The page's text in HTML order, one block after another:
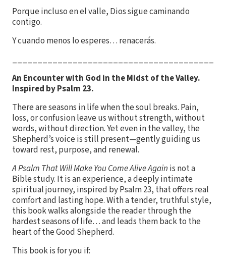
Porque incluso en el valle, Dios sigue caminando
contigo.
Y cuando menos lo esperes… renacerás.
________________________________________
An Encounter with God in the Midst of the Valley.
Inspired by Psalm 23.
There are seasons in life when the soul breaks. Pain,
loss, or confusion leave us without strength, without
words, without direction. Yet even in the valley, the
Shepherd’s voice is still present—gently guiding us
toward rest, purpose, and renewal.
A Psalm That Will Make You Come Alive Again is not a
Bible study. It is an experience, a deeply intimate
spiritual journey, inspired by Psalm 23, that offers real
comfort and lasting hope. With a tender, truthful style,
this book walks alongside the reader through the
hardest seasons of life… and leads them back to the
heart of the Good Shepherd.
This book is for you if: